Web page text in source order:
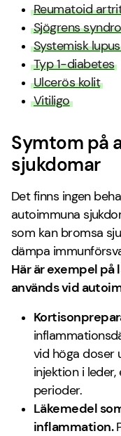
Reumatoid
Sjögrens
Systemisk
Typ 1-diabetes
Ulcerös kolit
Vitiligo
Symtom på
sjukdomar
Det finns ingen
autoimmuna
som kan bromsa
dämpa
Här är exempel
används vid
vid höga doser
injektion i
perioder.
Läkemedel
inflammation.